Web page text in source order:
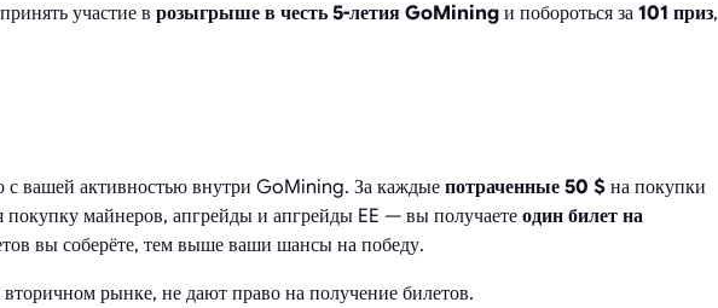
участие в розыгрыше в честь 5-летия GoMining и побороться за 101 приз,
с вашей активностью внутри GoMining. За каждые потраченные 50 $ на покупки
майнеров, апгрейды и апгрейды EE — вы получаетеодин билет на
вы соберёте, тем выше ваши шансы на победу.
рынке, не дают право на получение билетов.